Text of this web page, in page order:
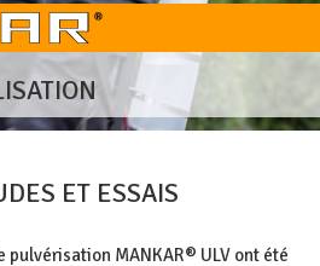
ET ESSAIS
pulvérisation MANKAR® ULV ont été